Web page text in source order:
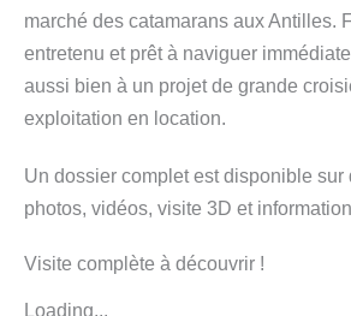
marché des catamarans aux Antilles.
entretenu et prêt à naviguer
aussi bien à un projet de grande
exploitation en location.
Un dossier complet est disponible
photos, vidéos, visite 3D et
Visite complète à découvrir !
Loading...